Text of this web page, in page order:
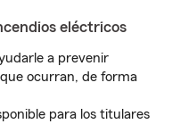
eléctricos
a prevenir
ocurran, de forma
para los titulares